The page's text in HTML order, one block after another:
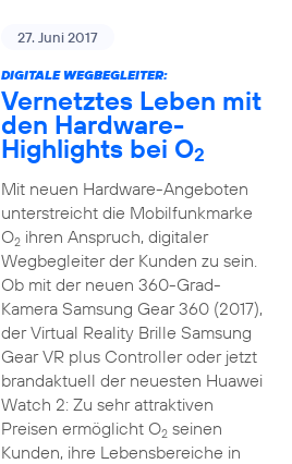
27. Juni 2017
DIGITALE WEGBEGLEITER:
Vernetztes Leben mit
den Hardware-
Highlights bei O2
Mit neuen Hardware-Angeboten
unterstreicht die Mobilfunkmarke
O2ihren Anspruch, digitaler
Wegbegleiter der Kunden zu sein.
Ob mit der neuen 360-Grad-
Kamera Samsung Gear 360 (2017),
der Virtual Reality Brille Samsung
Gear VR plus Controller oder jetzt
brandaktuell der neuesten Huawei
Watch 2: Zu sehr attraktiven
Preisen ermöglicht O2seinen
Kunden, ihre Lebensbereiche in